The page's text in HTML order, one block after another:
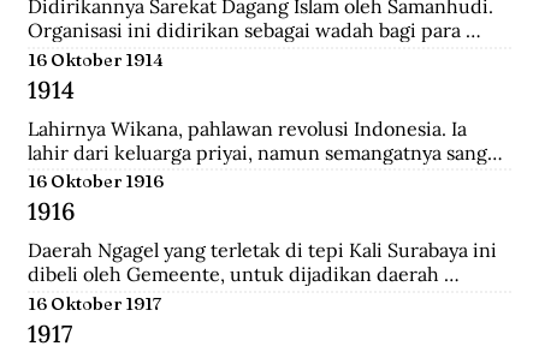
Didirikannya Sarekat Dagang Islam oleh Samanhudi.
Organisasi ini didirikan sebagai wadah bagi para
pengusaha batik di Surakarta. Organisasi ini
merupakan organisasi pertama yang lahir dari
Indonesia untuk menentang politik kekuasaan
Belanda.
16 Oktober 1914
1914
Lahirnya Wikana, pahlawan revolusi Indonesia. Ia
lahir dari keluarga priyai, namun semangatnya sangat
tinggi dalam memperjuangkan kemerdekaan dari
tangan penjajah.
16 Oktober 1916
1916
Daerah Ngagel yang terletak di tepi Kali Surabaya ini
dibeli oleh Gemeente, untuk dijadikan daerah
industri baru di Surabaya.
16 Oktober 1917
1917